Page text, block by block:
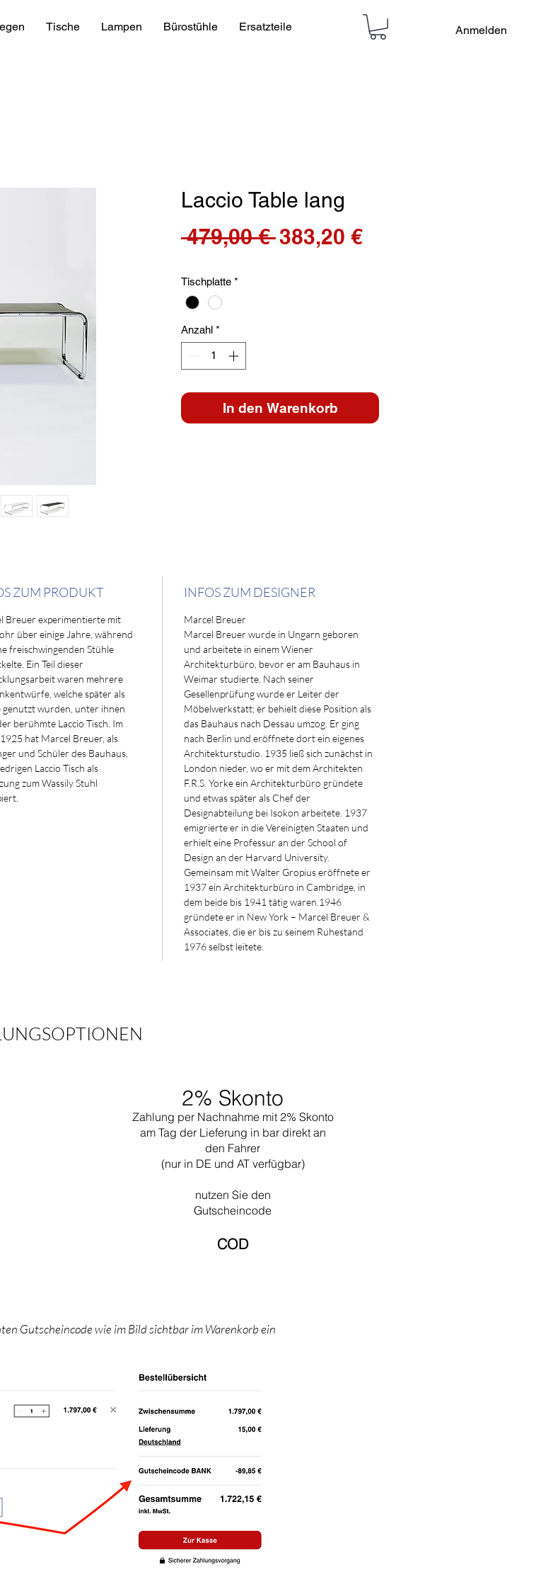
Tische Lampen Bürostühle Ersatzteile Anmelden
Laccio Table lang
479,00 € Standardpreis
383,20 €Sale-
Tischplatte *
Anzahl *
In den Warenkorb
ZUM PRODUKT
Breuer experimentierte mit
über einige Jahre, während
freischwingenden Stühle
Ein Teil dieser
waren mehrere
welche später als
genutzt wurden, unter ihnen
berühmte Laccio Tisch. Im
hat Marcel Breuer, als
und Schüler des Bauhaus,
Laccio Tisch als
zum Wassily Stuhl
INFOS ZUM DESIGNER
Marcel Breuer
Marcel Breuer wurde in Ungarn geboren
und arbeitete in einem Wiener
Architekturbüro, bevor er am Bauhaus in
Weimar studierte. Nach seiner
Gesellenprüfung wurde er Leiter der
Möbelwerkstatt; er behielt diese Position als
das Bauhaus nach Dessau umzog. Er ging
nach Berlin und eröffnete dort ein eigenes
Architekturstudio. 1935 ließ sich zunächst in
London nieder, wo er mit dem Architekten
F.R.S. Yorke ein Architekturbüro gründete
und etwas später als Chef der
Designabteilung bei Isokon arbeitete. 1937
emigrierte er in die Vereinigten Staaten und
erhielt eine Professur an der School of
Design an der Harvard University.
Gemeinsam mit Walter Gropius eröffnete er
1937 ein Architekturbüro in Cambridge, in
dem beide bis 1941 tätig waren.1946
gründete er in New York – Marcel Breuer &
Associates, die er bis zu seinem Ruhestand
1976 selbst leitete.
2% Skonto
Zahlung per Nachnahme mit 2% Skonto
am Tag der Lieferung in bar direkt an
den Fahrer
(nur in DE und AT verfügbar)
nutzen Sie den
Gutscheincode
COD​
Gutscheincode wie im Bild sichtbar im Warenkorb ein